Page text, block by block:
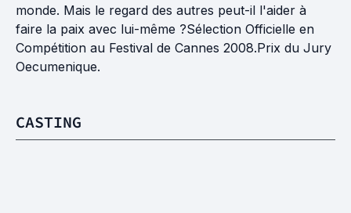
monde. Mais le regard des autres peut-il l'aider à
faire la paix avec lui-même ?Sélection Officielle en
Compétition au Festival de Cannes 2008.Prix du Jury
Oecumenique.
CASTING